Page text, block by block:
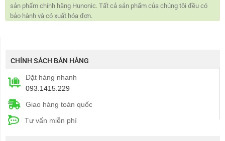
sản phẩm chính hãng Hunonic. Tất cả sản phẩm của chúng tôi đều có
bảo hành và có xuất hóa đơn.
CHÍNH SÁCH BÁN HÀNG
Đặt hàng nhanh
093.1415.229
Giao hàng toàn quốc
Tư vấn miễn phí